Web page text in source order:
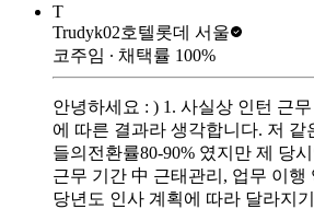
T
Trudyk02호텔롯데 서울
코주임 ∙ 채택률 100%
안녕하세요 : ) 1. 사실상 인턴 근
에 따른 결과라 생각합니다. 저 같
들의전환률80-90% 였지만 제 당
근무 기간 中 근태관리, 업무 이행
당년도 인사 계획에 따라 달라지